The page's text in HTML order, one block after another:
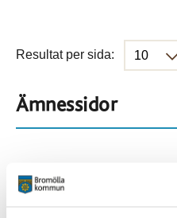
Resultat per sida:
Ämnessidor